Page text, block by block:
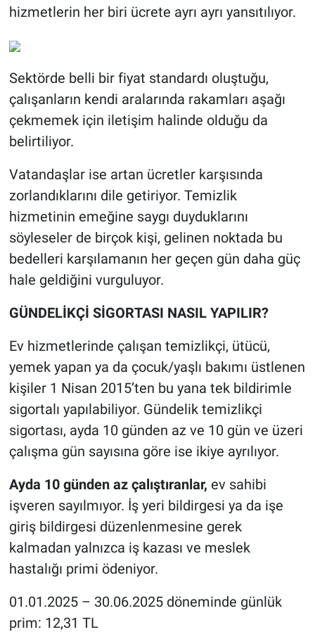
hizmetlerin her biri ücrete ayrı ayrı yansıtılıyor.
Sektörde belli bir fiyat standardı oluştuğu,
çalışanların kendi aralarında rakamları aşağı
çekmemek için iletişim halinde olduğu da
belirtiliyor.
Vatandaşlar ise artan ücretler karşısında
zorlandıklarını dile getiriyor. Temizlik
hizmetinin emeğine saygı duyduklarını
söyleseler de birçok kişi, gelinen noktada bu
bedelleri karşılamanın her geçen gün daha güç
hale geldiğini vurguluyor.
GÜNDELİKÇİ SİGORTASI NASIL YAPILIR?
Ev hizmetlerinde çalışan temizlikçi, ütücü,
yemek yapan ya da çocuk/yaşlı bakımı üstlenen
kişiler 1 Nisan 2015’ten bu yana tek bildirimle
sigortalı yapılabiliyor. Gündelik temizlikçi
sigortası, ayda 10 günden az ve 10 gün ve üzeri
çalışma gün sayısına göre ise ikiye ayrılıyor.
Ayda 10 günden az çalıştıranlar, ev sahibi
işveren sayılmıyor. İş yeri bildirgesi ya da işe
giriş bildirgesi düzenlenmesine gerek
kalmadan yalnızca iş kazası ve meslek
hastalığı primi ödeniyor.
01.01.2025 – 30.06.2025 döneminde günlük
prim: 12,31 TL